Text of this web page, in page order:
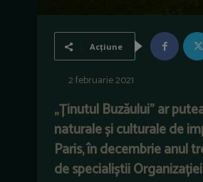
Acțiune
2 februarie 2021
„Ținutul Buzăului” ar
naturale și culturale de
Paris, în decembrie anul
de specialiștii